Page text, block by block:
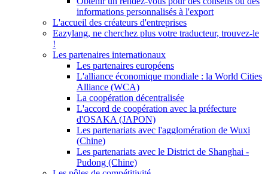
informations personnalisés à l'export
L'accueil des créateurs d'entreprises
Eazylang, ne cherchez plus votre traducteur, trouvez-le
!
Les partenaires internationaux
Les partenaires européens
L'alliance économique mondiale : la World Cities
Alliance (WCA)
La coopération décentralisée
L'accord de coopération avec la préfecture
d'OSAKA (JAPON)
Les partenariats avec l'agglomération de Wuxi
(Chine)
Les partenariats avec le District de Shanghai -
Pudong (Chine)